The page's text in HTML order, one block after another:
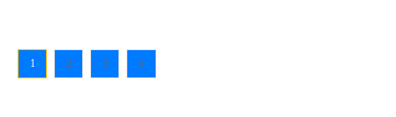
1 2 3